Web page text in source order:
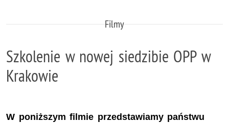
Filmy
Szkolenie w nowej siedzibie OPP w
Krakowie
W poniższym filmie przedstawiamy państwu